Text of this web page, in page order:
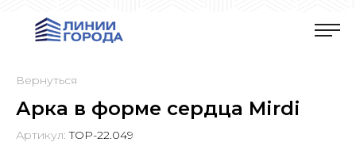
Вернуться
Арка в форме сердца Mirdi
Артикул: TOP-22.049